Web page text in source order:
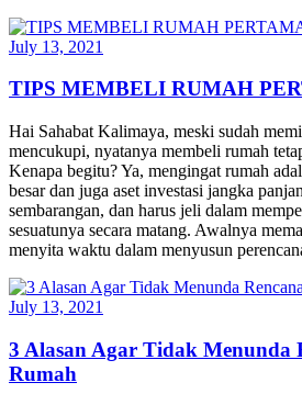
July 13, 2021
TIPS MEMBELI RUMAH
Hai Sahabat Kalimaya, meski sudah
mencukupi, nyatanya membeli rumah
Kenapa begitu? Ya, mengingat rumah
besar dan juga aset investasi jangka
sembarangan, dan harus jeli dalam
sesuatunya secara matang. Awalnya
menyita waktu dalam menyusun
July 13, 2021
3 Alasan Agar Tidak Menunda
Rumah